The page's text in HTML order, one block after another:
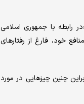
رابطه با جمهوری اسلامی
خود، فارغ از رفتارهای
چنین چیزهایی در مورد